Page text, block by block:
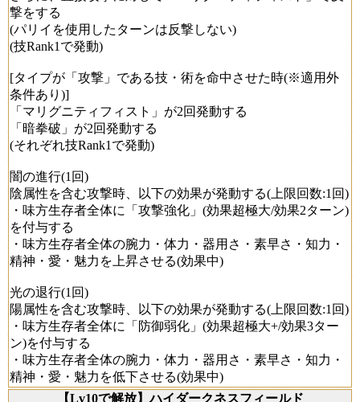
撃をする
(パリイを使用したターンは反撃しない)
(技Rank1で発動)
[タイプが「攻撃」である技・術を命中させた時(※適用外
条件あり)]
「マリグニティフィスト」が2回発動する
「暗拳破」が2回発動する
(それぞれ技Rank1で発動)
闇の進行(1回)
陰属性を含む攻撃時、以下の効果が発動する(上限回数:1回)
・味方生存者全体に「攻撃強化」(効果超極大/効果2ターン)
を付与する
・味方生存者全体の腕力・体力・器用さ・素早さ・知力・
精神・愛・魅力を上昇させる(効果中)
光の退行(1回)
陽属性を含む攻撃時、以下の効果が発動する(上限回数:1回)
・味方生存者全体に「防御弱化」(効果超極大+/効果3ター
ン)を付与する
・味方生存者全体の腕力・体力・器用さ・素早さ・知力・
精神・愛・魅力を低下させる(効果中)
【Lv10で解放】ハイダークネスフィールド